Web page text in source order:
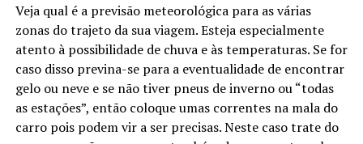
Veja qual é a previsão meteorológica para as várias
zonas do trajeto da sua viagem. Esteja especialmente
atento à possibilidade de chuva e às temperaturas. Se for
caso disso previna-se para a eventualidade de encontrar
gelo ou neve e se não tiver pneus de inverno ou “todas
as estações”, então coloque umas correntes na mala do
carro pois podem vir a ser precisas. Neste caso trate do